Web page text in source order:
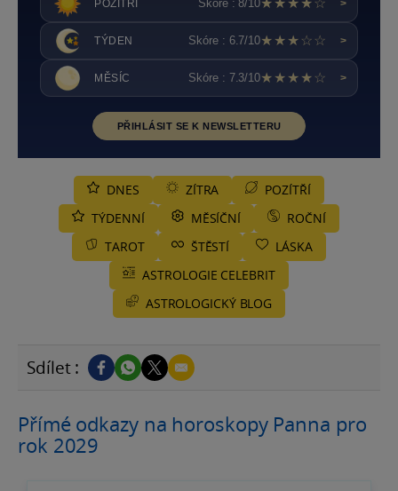
POZÍTŘÍ Skóre : 8/10★★★★☆ >
TÝDEN Skóre : 6.7/10★★★☆☆ >
MĚSÍC Skóre : 7.3/10★★★★☆ >
PŘIHLÁSIT SE K NEWSLETTERU
DNES ZÍTRA
POZÍTŘÍ
TÝDENNÍ
MĚSÍČNÍ
ROČNÍ
TAROT
ŠTĚSTÍ
LÁSKA
ASTROLOGIE CELEBRIT
ASTROLOGICKÝ BLOG
Sdílet :
Přímé odkazy na horoskopy Panna pro
rok 2029